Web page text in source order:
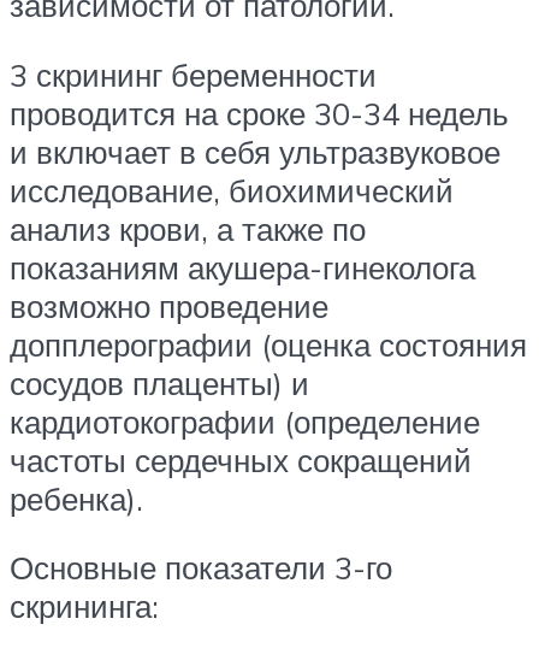
3 скрининг беременности
проводится на сроке 30-34 недель
и включает в себя ультразвуковое
исследование, биохимический
анализ крови, а также по
показаниям акушера-гинеколога
возможно проведение
допплерографии (оценка состояния
сосудов плаценты) и
кардиотокографии (определение
частоты сердечных сокращений
ребенка).
Основные показатели 3-го
скрининга: